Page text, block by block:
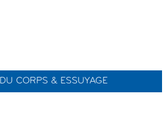
CORPS & ESSUYAGE